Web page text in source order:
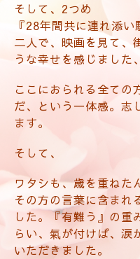
そして、2つめ
『28年間共に連れ添
二人で、映画を見て、
うな幸せを感じました
ここにおられる全ての
だ、という一体感。志
ます。
そして、
ワタシも、歳を重ねた
その方の言葉に含まれ
した。『有難う』の重
らい、氣が付けば、涙
いただきました。